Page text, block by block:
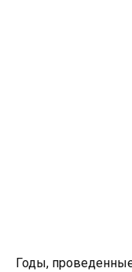
Годы,